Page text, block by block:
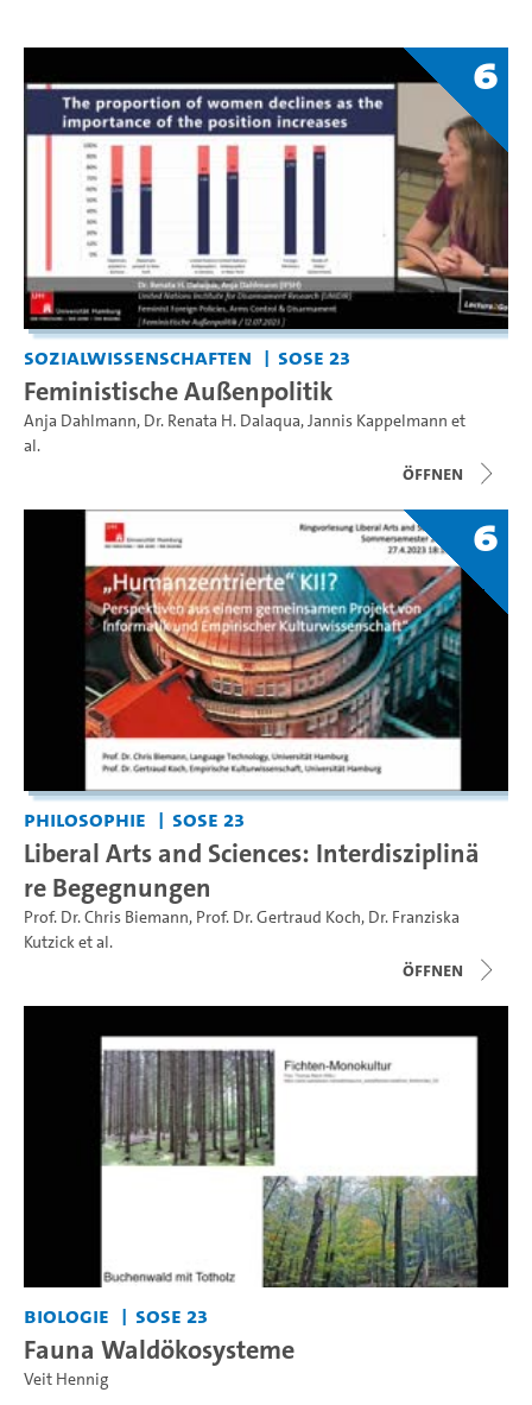
6
Sozialwissenschaften SoSe 23
Feministische Außenpolitik
Anja Dahlmann, Dr. Renata H. Dalaqua,Jannis Kappelmann et
al.
Öffnen
6
Philosophie SoSe 23
Liberal Arts and Sciences: Interdisziplinä
re Begegnungen
Prof. Dr. Chris Biemann, Prof. Dr. Gertraud Koch, Dr. Franziska
Kutzicket al.
Öffnen
Biologie SoSe 23
Fauna Waldökosysteme
Veit Hennig